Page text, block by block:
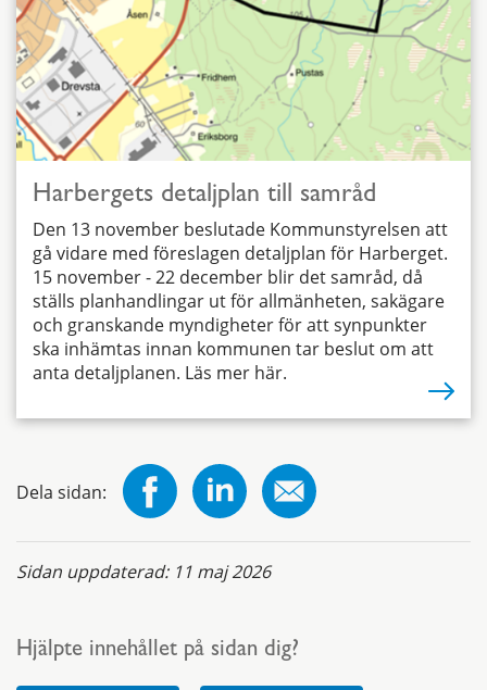
Harbergets detaljplan till samråd
Den 13 november beslutade Kommunstyrelsen att
gå vidare med föreslagen detaljplan för Harberget.
15 november - 22 december blir det samråd, då
ställs planhandlingar ut för allmänheten, sakägare
och granskande myndigheter för att synpunkter
ska inhämtas innan kommunen tar beslut om att
anta detaljplanen. Läs mer här.
Dela sidan:
Sidan uppdaterad: 11 maj 2026
Hjälpte innehållet på sidan dig?